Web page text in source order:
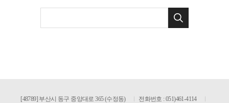
[48789] 부산시 동구 중앙대로 365 (수정동)
전화번호 : 051)461-4114